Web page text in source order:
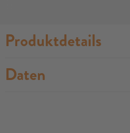
Produktdetails
Daten